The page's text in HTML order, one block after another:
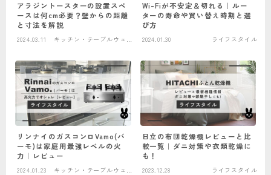
アラジントースターの設置スペ
ースは何cm必要？壁からの距離
と寸法を解説
2024.03.11
キッチン・テーブルウェ
Wi-Fiが不安定＆切れる｜ルー
ターの寿命や買い替え時期と選
び方
2024.01.30 ライフスタイル
リンナイのガスコンロVamo(バ
ーモ)は家庭用最強レベルの火
力｜レビュー
2024.01.23
キッチン・テーブルウェ
日立の布団乾燥機レビューと比
較一覧｜ダニ対策や衣類乾燥に
も！
2023.12.28 ライフスタイル